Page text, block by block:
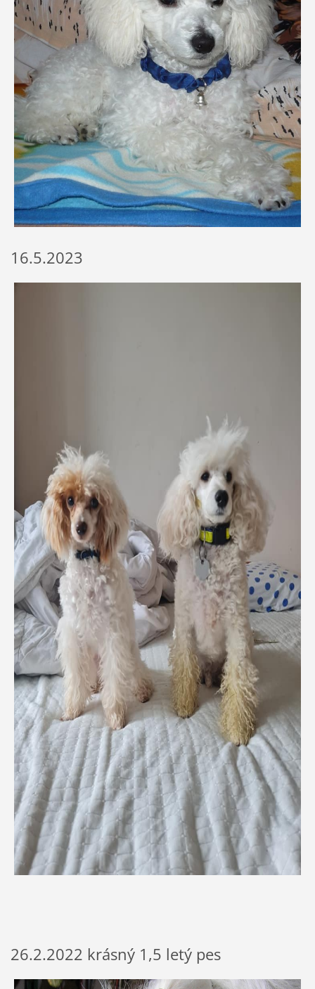
16.5.2023
26.2.2022 krásný 1,5 letý pes